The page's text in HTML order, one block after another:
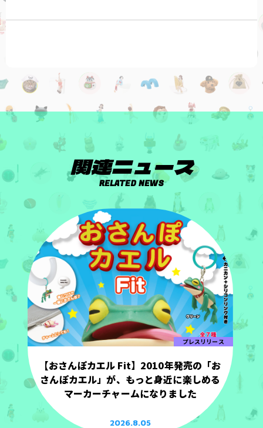
関連ニュース
RELATED NEWS
プレスリリース
【おさんぽカエル Fit】2010年発売の「お
さんぽカエル」が、もっと身近に楽しめる
マーカーチャームになりました
2026.8.05